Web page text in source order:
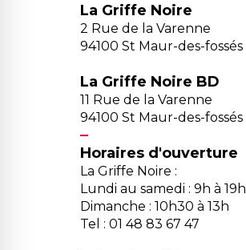
La Griffe Noire
2 Rue de la Varenne
94100 St Maur-des-fossés
La Griffe Noire BD
11 Rue de la Varenne
94100 St Maur-des-fossés
Horaires d'ouverture
La Griffe Noire :
Lundi au samedi : 9h à 19h
Dimanche : 10h30 à 13h
Tel : 01 48 83 67 47